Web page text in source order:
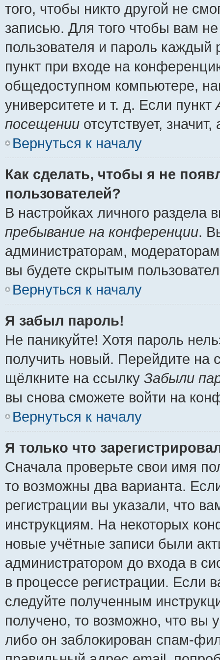
того, чтобы никто другой не
записью. Для того чтобы вам
пользователя и пароль
пункт при входе на
общедоступном компьютере,
университете и т. д. Если пункт
посещении отсутствует,
Вернуться к началу
Как сделать, чтобы я не
пользователей?
В настройках личного
пребывание на конференции.
администраторам,
вы будете скрытым
Вернуться к началу
Я забыл пароль!
Не паникуйте! Хотя пароль
получить новый. Перейдите на
щёлкните на ссылку Забыли
вы снова сможете войти на
Вернуться к началу
Я только что
Сначала проверьте свои имя
то возможны два варианта.
регистрации вы указали, что
инструкциям. На некоторых
новые учётные записи были
администратором до входа в
в процессе регистрации.
следуйте полученным
получено, то возможно, что вы
либо он заблокирован спам-